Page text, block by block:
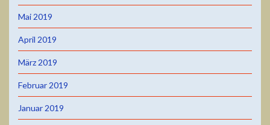
Mai 2019
April 2019
März 2019
Februar 2019
Januar 2019